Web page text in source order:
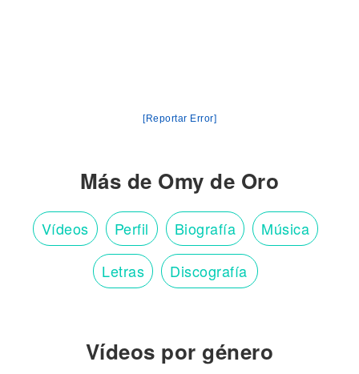
[Reportar Error]
Más de Omy de Oro
Vídeos Perfil Biografía Música
Letras Discografía
Vídeos por género